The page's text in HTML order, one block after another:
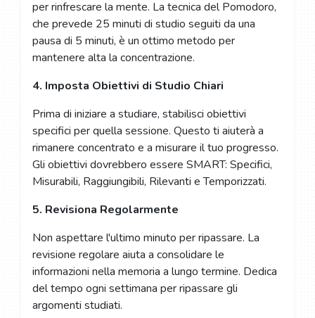
per rinfrescare la mente. La tecnica del Pomodoro,
che prevede 25 minuti di studio seguiti da una
pausa di 5 minuti, è un ottimo metodo per
mantenere alta la concentrazione.
4. Imposta Obiettivi di Studio Chiari
Prima di iniziare a studiare, stabilisci obiettivi
specifici per quella sessione. Questo ti aiuterà a
rimanere concentrato e a misurare il tuo progresso.
Gli obiettivi dovrebbero essere SMART: Specifici,
Misurabili, Raggiungibili, Rilevanti e Temporizzati.
5. Revisiona Regolarmente
Non aspettare l'ultimo minuto per ripassare. La
revisione regolare aiuta a consolidare le
informazioni nella memoria a lungo termine. Dedica
del tempo ogni settimana per ripassare gli
argomenti studiati.